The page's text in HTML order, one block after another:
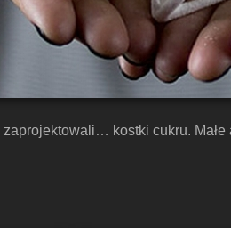
kostki cukru. Małe